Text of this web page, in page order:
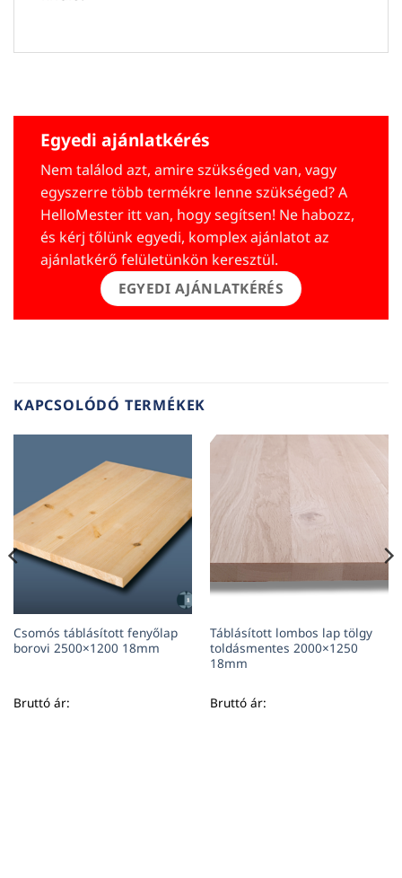
Egyedi ajánlatkérés
Nem találod azt, amire szükséged van, vagy
egyszerre több termékre lenne szükséged? A
HelloMester itt van, hogy segítsen! Ne habozz,
és kérj tőlünk egyedi, komplex ajánlatot az
ajánlatkérő felületünkön keresztül.
EGYEDI AJÁNLATKÉRÉS
KAPCSOLÓDÓ TERMÉKEK
Csomós táblásított fenyőlap
borovi 2500×1200 18mm
Bruttó ár:
Táblásított lombos lap tölgy
toldásmentes 2000×1250
18mm
Bruttó ár: